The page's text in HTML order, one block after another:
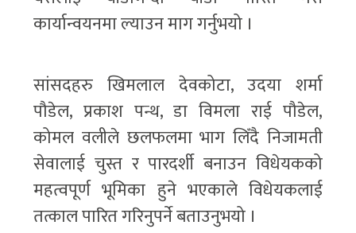
कार्यान्वयनमा ल्याउन माग गर्नुभयो ।
सांसदहरु खिमलाल देवकोटा, उदया शर्मा
पौडेल, प्रकाश पन्थ, डा विमला राई पौडेल,
कोमल वलीले छलफलमा भाग लिँदै निजामती
सेवालाई चुस्त र पारदर्शी बनाउन विधेयकको
महत्वपूर्ण भूमिका हुने भएकाले विधेयकलाई
तत्काल पारित गरिनुपर्ने बताउनुभयो ।